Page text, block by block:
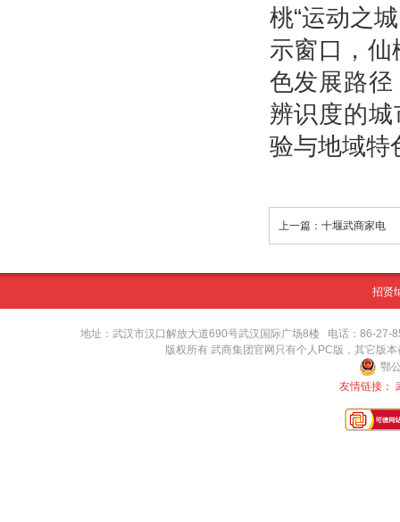
桃“运动之
示窗口，仙
色发展路
辨识度的
验与地域特
上一篇：十堰武商家电
招贤
地址：武汉市汉口解放大道690号武汉国际广场8楼 电话：86-
版权所有 武商集团官网只有个人PC版，其它版
鄂
友情链接：